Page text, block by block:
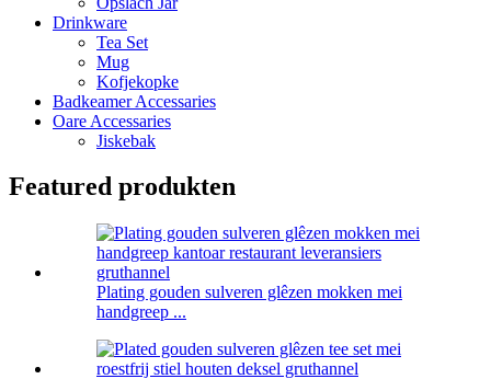
Drinkware
Tea Set
Mug
Kofjekopke
Badkeamer Accessaries
Oare Accessaries
Jiskebak
Featured produkten
Plating gouden sulveren glêzen mokken mei
handgreep ...